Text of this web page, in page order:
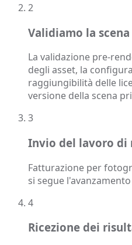
2
Validiamo la scena
La validazione pre-
degli asset, la
raggiungibilità delle
versione della scena
3
Invio del lavoro di
Fatturazione per
si segue
4
Ricezione dei